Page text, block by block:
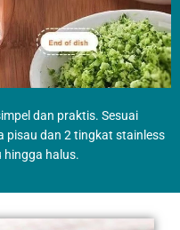
dan praktis. Sesuai
pisau dan 2 tingkat stainless
hingga halus.